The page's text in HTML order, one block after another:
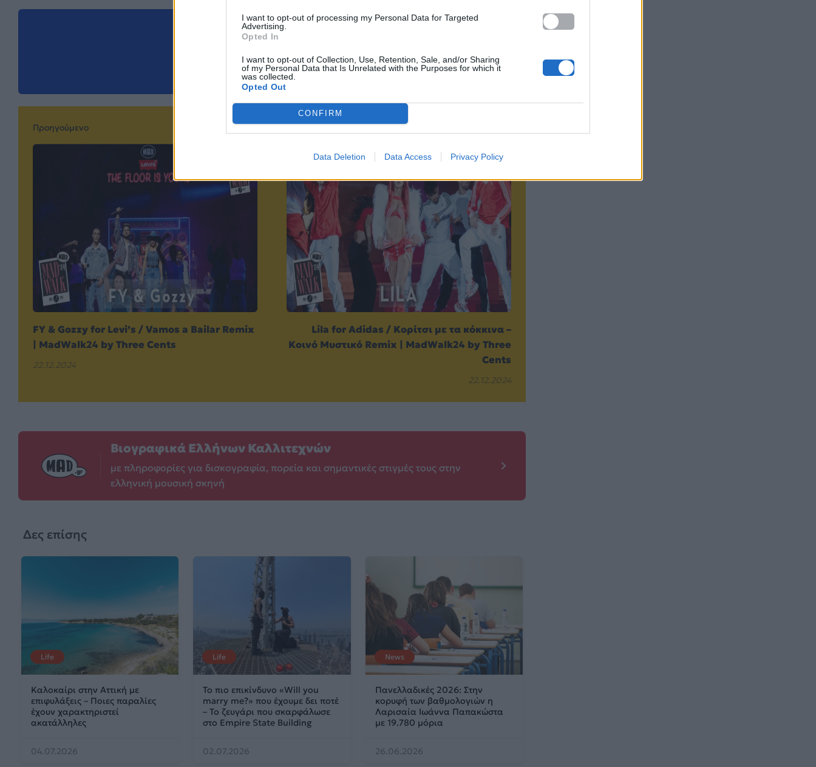
I want to opt-out of processing my Personal Data for Targeted
Advertising.
Opted In
I want to opt-out of Collection, Use, Retention, Sale, and/or Sharing
of my Personal Data that Is Unrelated with the Purposes for which it
was collected.
Opted Out
CONFIRM
Data Deletion Data Access Privacy Policy
Μοιράσου αυτό το άρθρο
Προηγούμενο
FY & Gozzy for Levi’s / Vamos a Bailar Remix
| MadWalk24 by Three Cents
22.12.2024
Lila for Adidas / Κορίτσι με τα κόκκινα –
Κοινό Μυστικό Remix | MadWalk24 by Three
Cents
22.12.2024
Βιογραφικά Ελλήνων Καλλιτεχνών
με πληροφορίες για δισκογραφία, πορεία και σημαντικές στιγμές τους στην
ελληνική μουσική σκηνή
Δες επίσης
Life
Καλοκαίρι στην Αττική με
επιφυλάξεις – Ποιες παραλίες
έχουν χαρακτηριστεί
ακατάλληλες
04.07.2026
Life
Το πιο επικίνδυνο «Will you
marry me?» που έχουμε δει ποτέ
– Το ζευγάρι που σκαρφάλωσε
στο Empire State Building
02.07.2026
News
Πανελλαδικές 2026: Στην
κορυφή των βαθμολογιών η
Λαρισαία Ιωάννα Παπακώστα
με 19.780 μόρια
26.06.2026